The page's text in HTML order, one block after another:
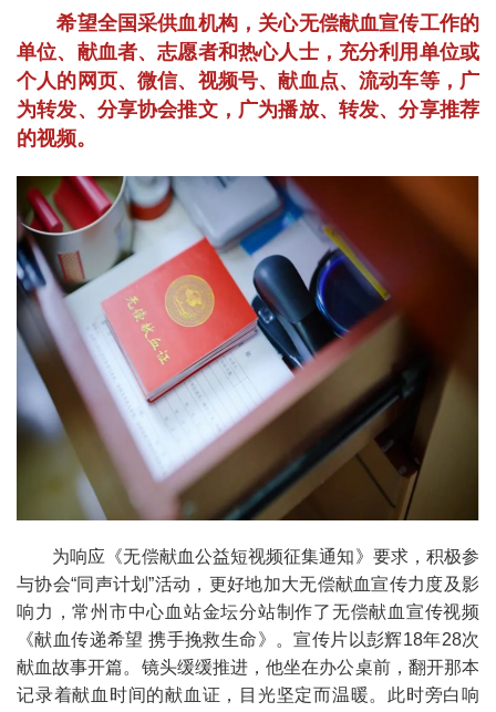
希望全国采供血机构，关心无偿献血宣传工作的
单位、献血者、志愿者和热心人士，充分利用单位或
个人的网页、微信、视频号、献血点、流动车等，广
为转发、分享协会推文，广为播放、转发、分享推荐
的视频。
为响应《无偿献血公益短视频征集通知》要求，积极参
与协会“同声计划”活动，更好地加大无偿献血宣传力度及影
响力，常州市中心血站金坛分站制作了无偿献血宣传视频
《献血传递希望 携手挽救生命》。宣传片以彭辉18年28次
献血故事开篇。镜头缓缓推进，他坐在办公桌前，翻开那本
记录着献血时间的献血证，目光坚定而温暖。此时旁白响